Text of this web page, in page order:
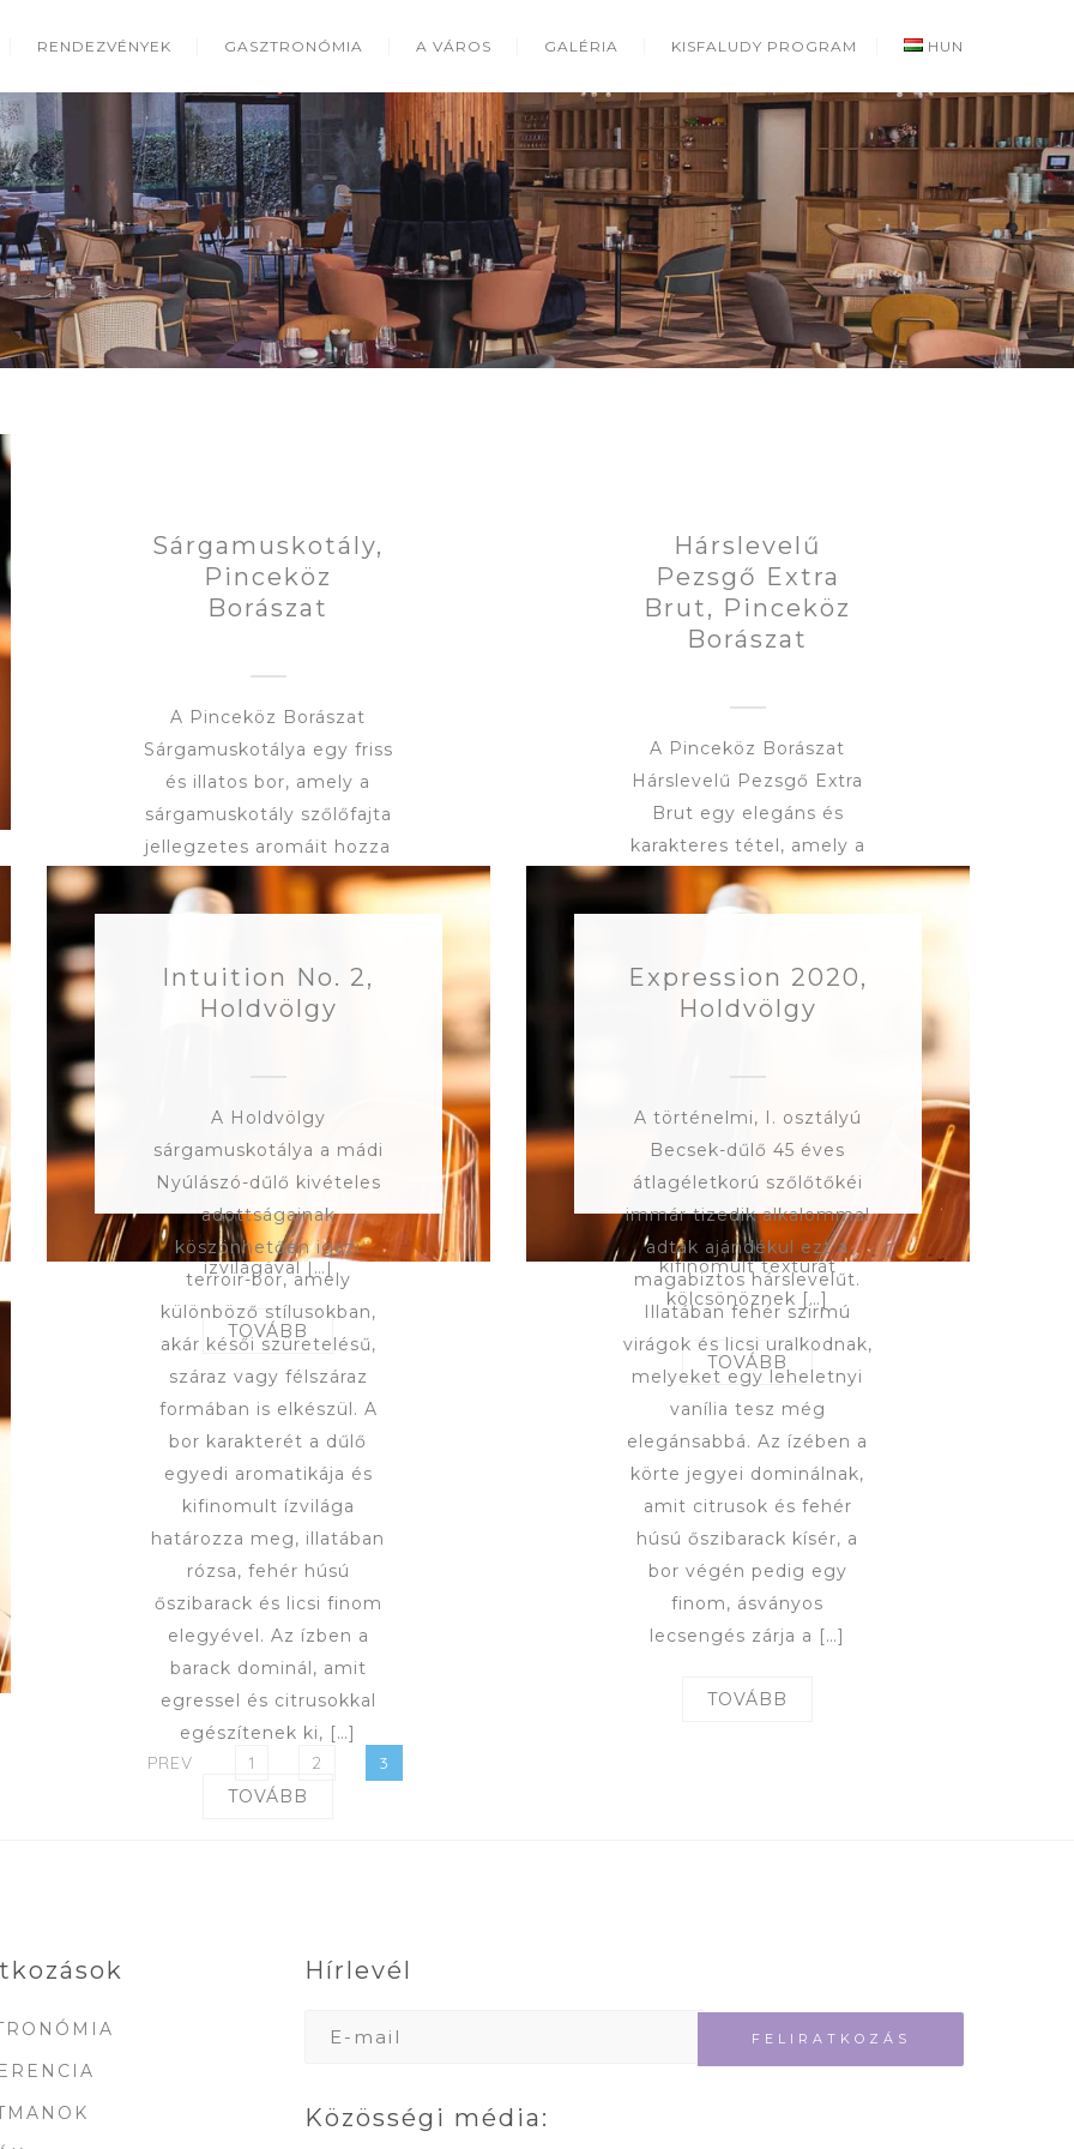
RENDEZVÉNYEK GASZTRONÓMIA A VÁROS GALÉRIA KISFALUDY PROGRAM HUN
Sárgamuskotály,
Pinceköz
Borászat
A Pinceköz Borászat
Sárgamuskotálya egy friss
és illatos bor, amely a
sárgamuskotály szőlőfajta
jellegzetes aromáit hozza
elő. Illatában érett
gyümölcsök, mint a
valamint virágos jegyek,
például rózsa érződnek. A
gyümölcsös karakter és a
könnyed savak tökéletes
harmóniában jelennek
meg, így friss, üde
élményt nyújt. Édesebb,
mégis kiegyensúlyozott
ízvilágával […]
TOVÁBB
Hárslevelű
Pezsgő Extra
Brut, Pinceköz
Borászat
A Pinceköz Borászat
Hárslevelű Pezsgő Extra
Brut egy elegáns és
karakteres tétel, amely a
hárslevelű fajta egyedi
jegyeit emeli ki pezsgő
fehér virágok, citrusok és
finom mézes árnyalatok
friss, ropogós savak
hosszú, vibráló buborékok
kifinomult textúrát
kölcsönöznek […]
TOVÁBB
Intuition No. 2,
Holdvölgy
A Holdvölgy
sárgamuskotálya a mádi
Nyúlászó-dűlő kivételes
adottságainak
köszönhetően igazi
terroir-bor, amely
különböző stílusokban,
akár késői szüretelésű,
száraz vagy félszáraz
formában is elkészül. A
bor karakterét a dűlő
egyedi aromatikája és
kifinomult ízvilága
határozza meg, illatában
rózsa, fehér húsú
őszibarack és licsi finom
elegyével. Az ízben a
barack dominál, amit
egressel és citrusokkal
egészítenek ki, […]
TOVÁBB
Expression 2020,
Holdvölgy
A történelmi, I. osztályú
Becsek-dűlő 45 éves
átlagéletkorú szőlőtőkéi
immár tizedik alkalommal
adták ajándékul ezt a
magabiztos hárslevelűt.
Illatában fehér szirmú
virágok és licsi uralkodnak,
melyeket egy leheletnyi
vanília tesz még
elegánsabbá. Az ízében a
körte jegyei dominálnak,
amit citrusok és fehér
húsú őszibarack kísér, a
bor végén pedig egy
finom, ásványos
lecsengés zárja a […]
TOVÁBB
PREV PAGE
1 PAGE
2 PAGE
3
Hírlevél
Közösségi média: